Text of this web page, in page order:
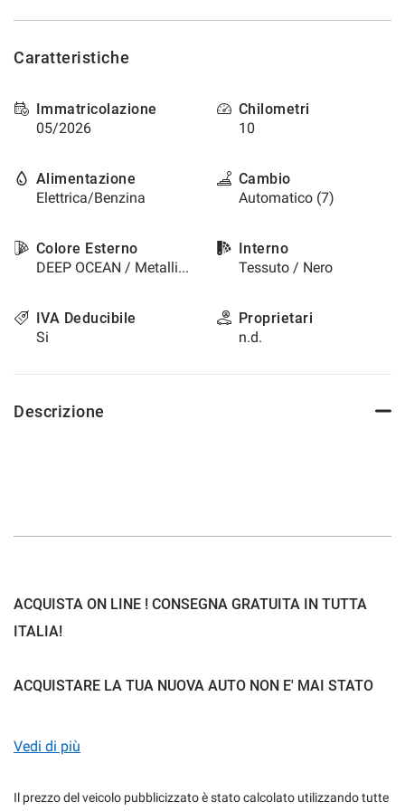
Caratteristiche
Immatricolazione
05/2026
Chilometri
10
Alimentazione
Elettrica/Benzina
Cambio
Automatico (7)
Colore Esterno
DEEP OCEAN / Metallizzato
Interno
Tessuto / Nero
IVA Deducibile
Si
Proprietari
n.d.
Descrizione
ACQUISTA ON LINE ! CONSEGNA GRATUITA IN TUTTA
ITALIA!
ACQUISTARE LA TUA NUOVA AUTO NON E' MAI STATO
1) SCEGLI LA TUA NUOVA AUTO
Vedi di più
Il prezzo del veicolo pubblicizzato è stato calcolato utilizzando tutte
questi
di
rimanda
alla
Puoi
rivedere
le
tue
in
qualsiasi
momento.
Cookie per il miglioramento dell'esperienza utente
cookie
policy